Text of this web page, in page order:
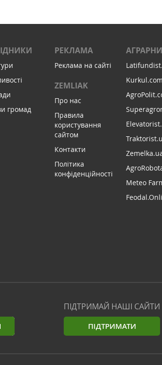
громад
РЕКЛАМА
Реклама на сайті
ZEMLIAK
Про нас
Правила
користування
сайтом
Контакти
Політика
конфіденційності
Kurkul.com
Meteo
ПІДТРИМАЙ НАШІ САЙТИ
ПІДТРИМАТИ